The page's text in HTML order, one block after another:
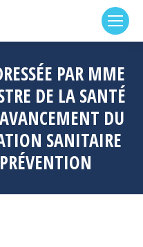
PAR MME
DE LA SANTÉ
DU
SANITAIRE